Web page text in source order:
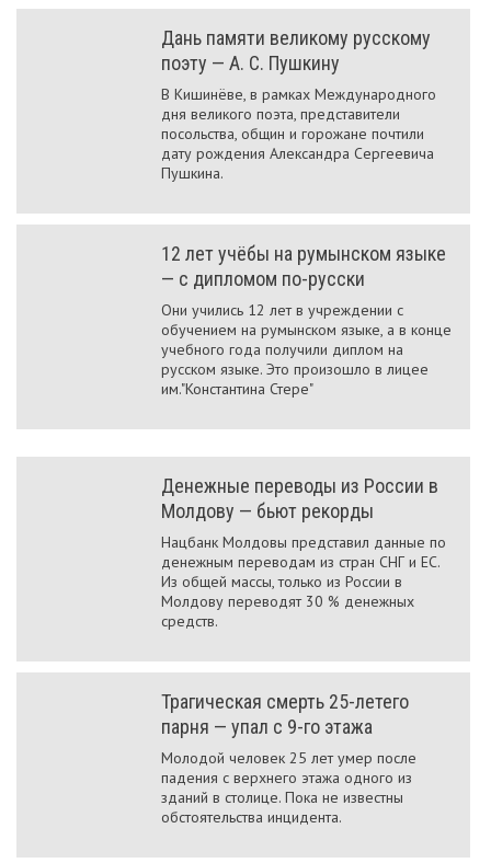
Дань памяти великому русскому
поэту — А. С. Пушкину
В Кишинёве, в рамках Международного
дня великого поэта, представители
посольства, общин и горожане почтили
дату рождения Александра Сергеевича
Пушкина.
12 лет учёбы на румынском языке
— с дипломом по-русски
Они учились 12 лет в учреждении с
обучением на румынском языке, а в конце
учебного года получили диплом на
русском языке. Это произошло в лицее
им."Константина Стере"
Денежные переводы из России в
Молдову — бьют рекорды
Нацбанк Молдовы представил данные по
денежным переводам из стран СНГ и ЕС.
Из общей массы, только из России в
Молдову переводят 30 % денежных
средств.
Трагическая смерть 25-летего
парня — упал с 9-го этажа
Молодой человек 25 лет умер после
падения с верхнего этажа одного из
зданий в столице. Пока не известны
обстоятельства инцидента.